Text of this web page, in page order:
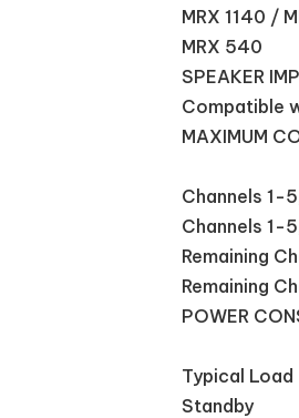
MRX 1140 /
MRX 540
SPEAKER
Compatible
MAXIMUM
Channels 1-
Channels 1-
Remaining
Remaining
POWER
Typical Load
Standby